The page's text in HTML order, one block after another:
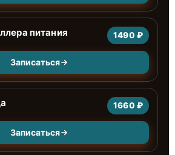
питания 1490 ₽
Записаться
1660 ₽
Записаться